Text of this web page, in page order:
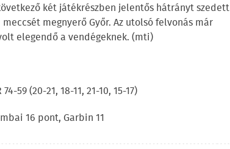
két játékrészben jelentős hátrányt szedett
megnyerő Győr. Az utolsó felvonás már
elegendő a vendégeknek. (mti)
59 (20-21, 18-11, 21-10, 15-17)
16 pont, Garbin 11